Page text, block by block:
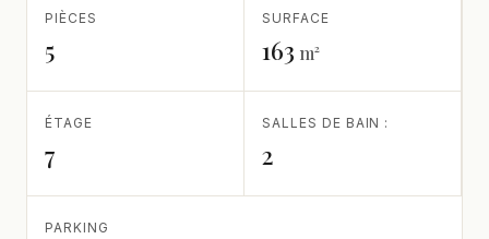
PIÈCES
5
SURFACE
163 m²
ÉTAGE
7
SALLES DE BAIN :
2
PARKING